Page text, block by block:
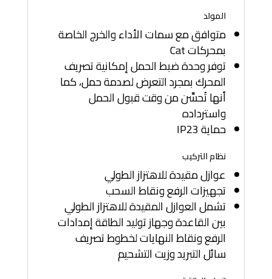
المولد
متوافق مع سمات الأداء والخرج الخاصة
بمحركات Cat
توفر وحدة ضبط الحمل إمكانية تصريف
المحرك بمجرد التعرض لصدمة حمل، كما
أنها تُحسِّن من وقت قبول الحمل
واسترداده
حماية IP23
نظام التركيب
عوازل مقيدة للاهتزاز الطولي
تجهيزات الرفع ونقاط السحب
تشمل العوازل المقيدة للاهتزاز الطولي
بين القاعدة وجهاز توليد الطاقة إمدادات
الرفع ونقاط النهايات لخطوط تصريف
سائل التبريد وزيت التشحيم